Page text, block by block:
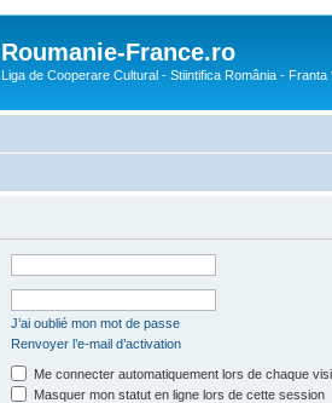
Roumanie-France.ro
Liga de Cooperare Cultural - Stiintifica România -
J’ai oublié mon mot de passe
Renvoyer l’e-mail d’activation
Me connecter automatiquement lors de chaque
Masquer mon statut en ligne lors de cette session